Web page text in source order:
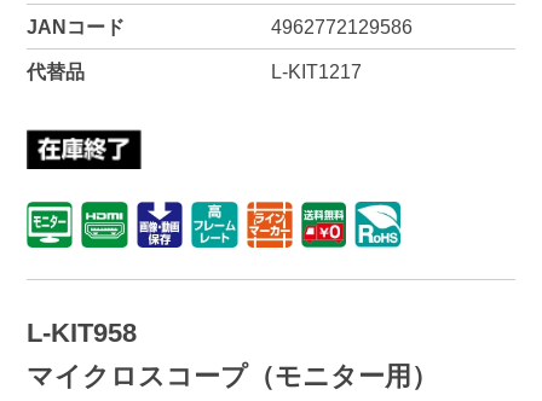
JANコード 4962772129586
代替品 L-KIT1217
L-KIT958
マイクロスコープ（モニター用）